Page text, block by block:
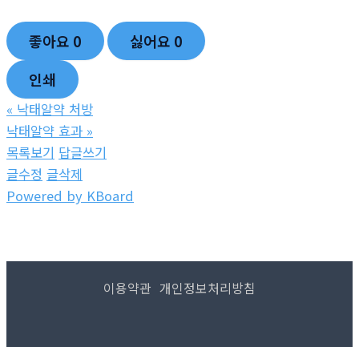
좋아요 0 싫어요 0
인쇄
« 낙­태알약 처방
낙­태알약 효과 »
목록보기 답글쓰기
글수정 글삭제
Powered by KBoard
이용약관 개인정보처리방침